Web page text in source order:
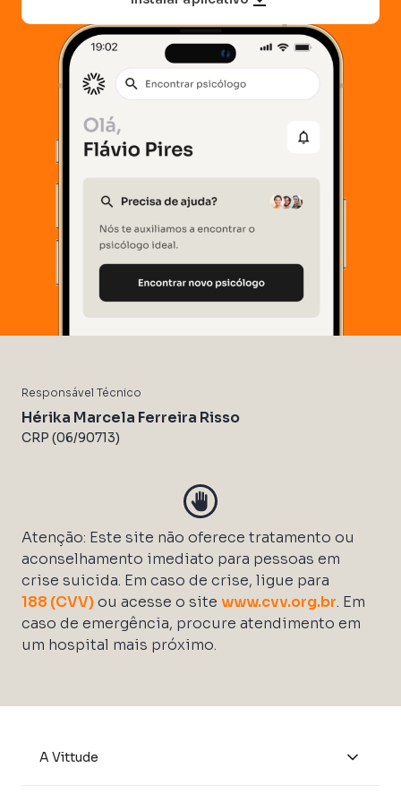
Responsável Técnico
Hérika Marcela Ferreira Risso
CRP (06/90713)
Atenção: Este site não oferece tratamento ou
aconselhamento imediato para pessoas em
crise suicida. Em caso de crise, ligue para
188 (CVV)ou acesse o site www.cvv.org.br. Em
caso de emergência, procure atendimento em
um hospital mais próximo.
A Vittude